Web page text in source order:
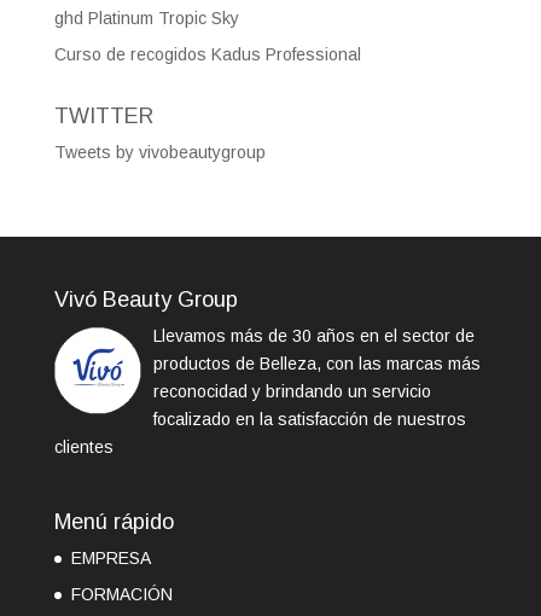
ghd Platinum Tropic Sky
Curso de recogidos Kadus Professional
TWITTER
Tweets by vivobeautygroup
Vivó Beauty Group
Llevamos más de 30 años en el sector de
productos de Belleza, con las marcas más
reconocidad y brindando un servicio
focalizado en la satisfacción de nuestros
clientes
Menú rápido
EMPRESA
FORMACIÓN